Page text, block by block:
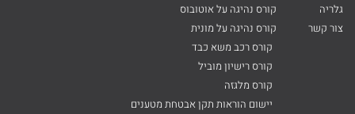
גלריה
צור קשר
קורס נהיגה על אוטובוס
קורס נהיגה על מונית
קורס רכב משא כבד
קורס רישיון מוביל
קורס מלגזה
יישום הוראות תקן אבטחת מטענים